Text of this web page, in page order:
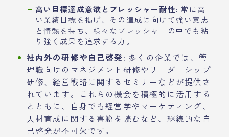
高い目標達成意欲とプレッシャー耐性: 常に高
い業績目標を掲げ、その達成に向けて強い意志
と情熱を持ち、様々なプレッシャーの中でも粘
り強く成果を追求する力。
社内外の研修や自己啓発: 多くの企業では、管
理職向けのマネジメント研修やリーダーシップ
研修、経営戦略に関するセミナーなどが提供さ
れています。これらの機会を積極的に活用する
とともに、自身でも経営学やマーケティング、
人材育成に関する書籍を読むなど、継続的な自
己啓発が不可欠です。